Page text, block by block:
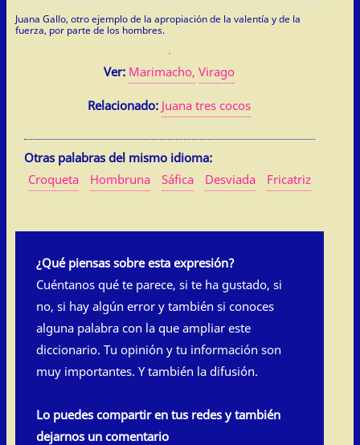
Juana Gallo, otro ejemplo de la apropiación de la valentía y de la
fuerza, por parte de los hombres.
Ver: Marimacho, Virago
Relacionado: Juana tres cocos
Otras palabras del mismo idioma:
Croqueta
Hombruna Sáfica Desviada Fricatriz
¿Qué piensas sobre esta expresión?
Cuéntanos qué te parece, si te ha gustado, si
no, si hay algún error y también si conoces
alguna palabra con la que ampliar este
diccionario. Tu opinión y tu información son
muy importantes. Y también la difusión.
Lo puedes compartir en tus redes y también
dejarnos un comentario